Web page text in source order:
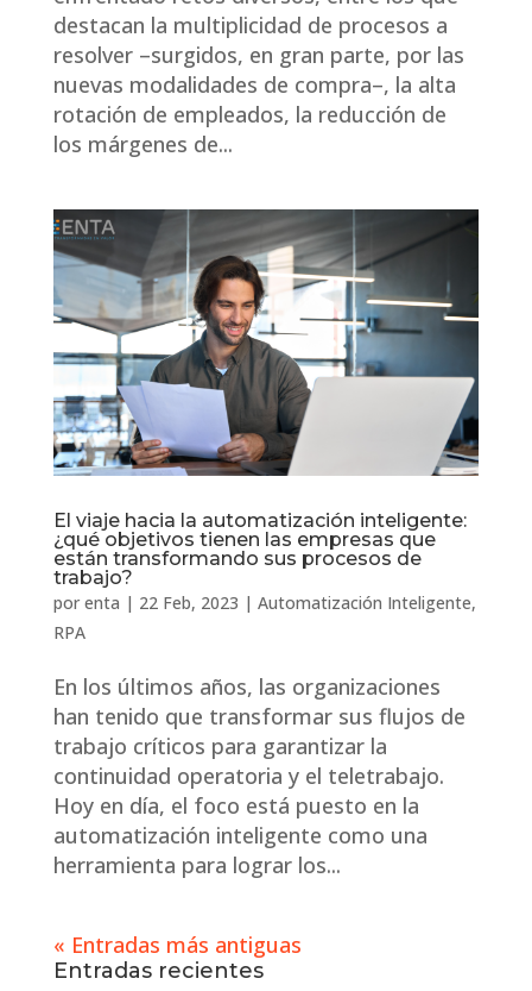
destacan la multiplicidad de procesos a
resolver –surgidos, en gran parte, por las
nuevas modalidades de compra–, la alta
rotación de empleados, la reducción de
los márgenes de...
El viaje hacia la automatización inteligente:
¿qué objetivos tienen las empresas que
están transformando sus procesos de
trabajo?
por enta | 22 Feb, 2023 | Automatización Inteligente,
RPA
En los últimos años, las organizaciones
han tenido que transformar sus flujos de
trabajo críticos para garantizar la
continuidad operatoria y el teletrabajo.
Hoy en día, el foco está puesto en la
automatización inteligente como una
herramienta para lograr los...
« Entradas más antiguas
Entradas recientes